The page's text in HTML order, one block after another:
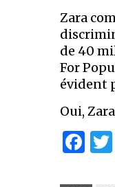
Zara
de 40
For
évident
Oui,